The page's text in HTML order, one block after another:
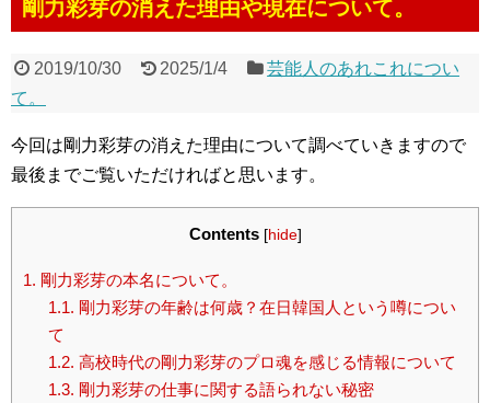
剛力彩芽の消えた理由や現在について。
2019/10/30 2025/1/4
芸能人のあれこれについ
て。
今回は剛力彩芽の消えた理由について調べていきますので
最後までご覧いただければと思います。
Contents [hide]
1. 剛力彩芽の本名について。
1.1. 剛力彩芽の年齢は何歳？在日韓国人という噂につい
て
1.2. 高校時代の剛力彩芽のプロ魂を感じる情報について
1.3. 剛力彩芽の仕事に関する語られない秘密